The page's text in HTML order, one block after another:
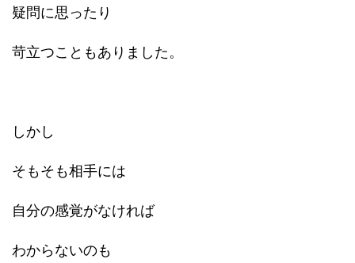
疑問に思ったり
苛立つこともありました。
しかし
そもそも相手には
自分の感覚がなければ
わからないのも